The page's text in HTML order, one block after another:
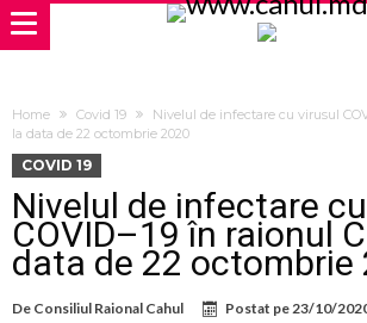
Home Covid 19
Nivelul de infectare cu virusul
la data de 22 octombrie 2020
COVID 19
Nivelul de infectare
COVID–19 în raionul
data de 22 octombrie
De Consiliul Raional Cahul Postat pe23/10/